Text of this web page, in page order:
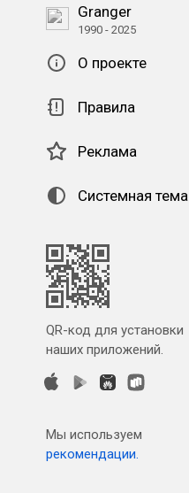
Granger
1990 - 2025
О проекте
Правила
Реклама
Системная тема
QR-код для установки
наших приложений.
Мы используем
рекомендации.